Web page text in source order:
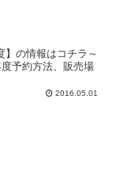
予約方法、販売場
2016.05.01